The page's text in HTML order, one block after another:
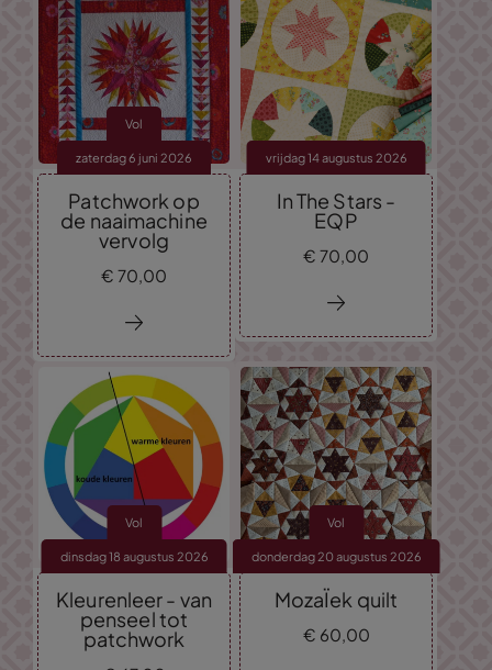
Vol
zaterdag 6 juni 2026
Patchwork op
de naaimachine
vervolg
€ 70, 00
vrijdag 14 augustus 2026
In The Stars -
EQP
€ 70, 00
Vol
dinsdag 18 augustus 2026
Kleurenleer - van
penseel tot
patchwork
Vol
donderdag 20 augustus 2026
MozaÏek quilt
€ 60,00